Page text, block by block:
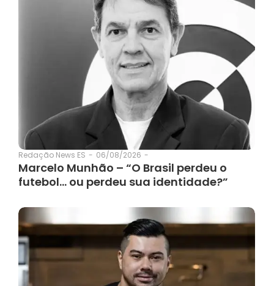
Redação News ES - 06/08/2026 -
Marcelo Munhão – “O Brasil perdeu o
futebol… ou perdeu sua identidade?”